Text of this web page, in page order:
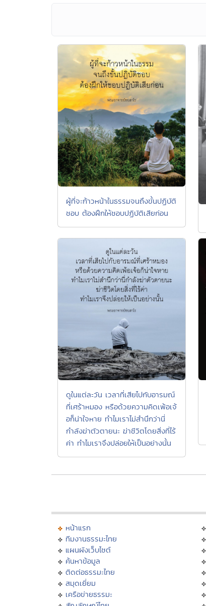
ผู้ที่จะก้าวหน้าในธรรมจนถึงขั้นปฏิบัติ
ชอบ ต้องฝึกให้ชอบปฏิบัติเสียก่อน
ดูในแต่ละวัน เวลาที่เสียไปกับอารมณ์
ที่เศร้าหมอง หรือด้วยความคิดเพ้อเจ้
อก็น่าใจหาย ทำไมเราไม่สำนึกว่านี่
กำลังฆ่าตัวตายนะ ฆ่าชีวิตโดยสิ่งที่ไร้
ค่า ทำไมเราจึงปล่อยให้เป็นอย่างนั้น
หน้าแรก
ทีมงานธรรมะไทย
แผนผังเว็บไซต์
ค้นหาข้อมูล
ติดต่อธรรมะไทย
สมุดเยี่ยม
เครือข่ายธรรมะ